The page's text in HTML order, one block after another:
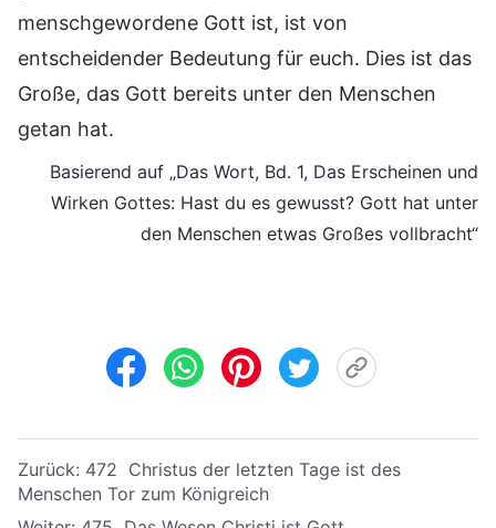
menschgewordene Gott ist, ist von
entscheidender Bedeutung für euch. Dies ist das
Große, das Gott bereits unter den Menschen
getan hat.
Basierend auf „Das Wort, Bd. 1, Das Erscheinen und
Wirken Gottes: Hast du es gewusst? Gott hat unter
den Menschen etwas Großes vollbracht“
Zurück: 472 Christus der letzten Tage ist des
Menschen Tor zum Königreich